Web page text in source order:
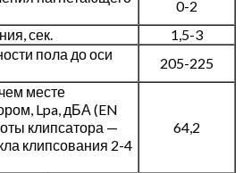
0-2
сек.
1,5-3
пола до оси
205-225
месте
Lpa, дБА (EN
клипсатора —
клипсования 2-4
64,2